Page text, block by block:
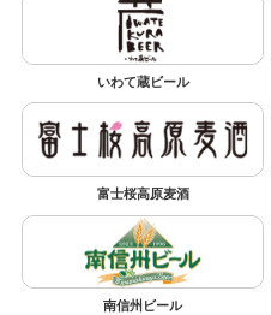
いわて蔵ビール
富士桜高原麦酒
南信州ビール